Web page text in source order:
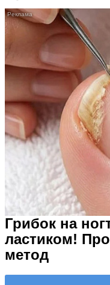
Грибок на
ластиком!
метод